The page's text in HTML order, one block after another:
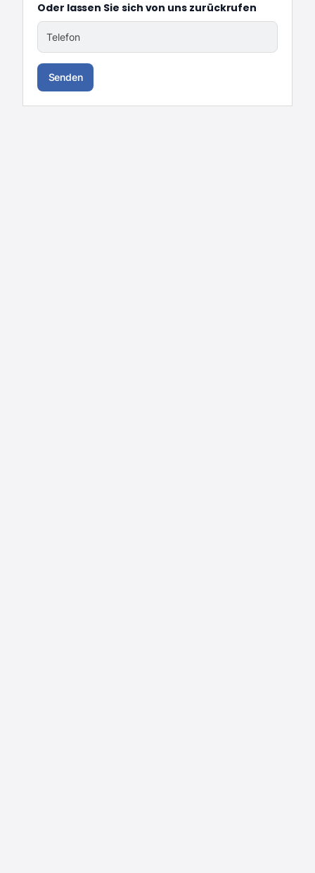
Oder lassen Sie sich von uns zurückrufen
Telefon
Senden